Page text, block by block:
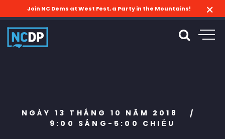
Join NC Dems at West Fest, a Party in the Mountains!
NGÀY 13 THÁNG 10 NĂM 2018
/
9:00 SÁNG-5:00 CHIỀU